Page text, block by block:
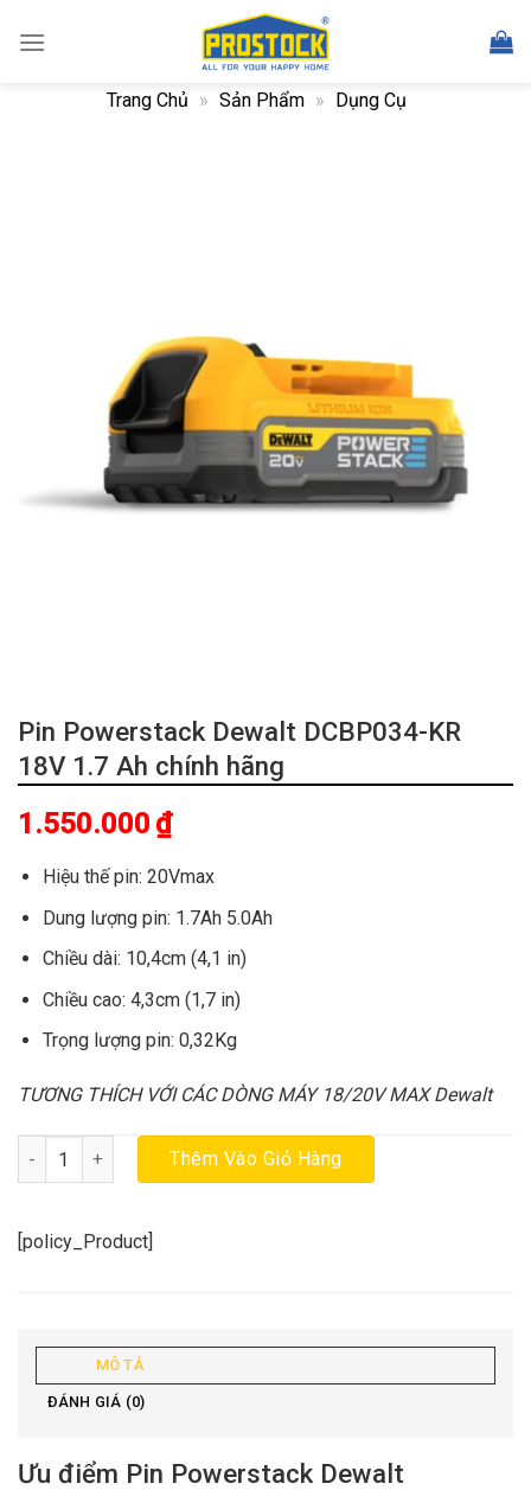
Trang Chủ » Sản Phẩm » Dụng Cụ
Pin Powerstack Dewalt DCBP034-KR
18V 1.7 Ah chính hãng
1.550.000 ₫
Hiệu thế pin: 20Vmax
Dung lượng pin: 1.7Ah 5.0Ah
Chiều dài: 10,4cm (4,1 in)
Chiều cao: 4,3cm (1,7 in)
Trọng lượng pin: 0,32Kg
TƯƠNG THÍCH VỚI CÁC DÒNG MÁY 18/20V MAX Dewalt
Pin Powerstack Dewalt DCBP034-KR 18V 1.7 Ah chính hãng số
Thêm Vào Giỏ Hàng
[policy_Product]
MÔ TẢ
ĐÁNH GIÁ (0)
Ưu điểm Pin Powerstack Dewalt